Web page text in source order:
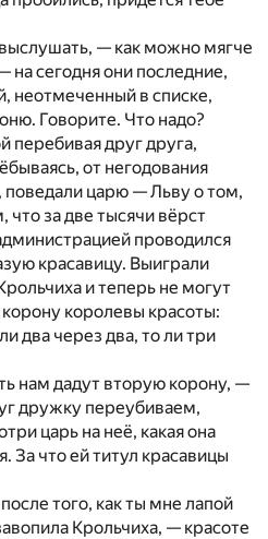
— как можно мягче
сегодня они последние,
неотмеченный в списке,
Говорите. Что надо?
перебивая друг друга,
от негодования
царю — Льву о том,
что за две тысячи вёрст
проводился
красавицу. Выиграли
и теперь не могут
королевы красоты:
два через два, то ли три
нам дадут вторую корону, —
дружку переубиваем,
царь на неё, какая она
За что ей титул красавицы
того, как ты мне лапой
Крольчиха, — красоте